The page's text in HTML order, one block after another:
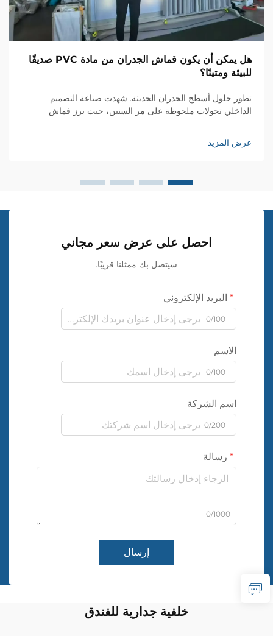
هل يمكن أن يكون قماش الجدران من مادة PVC صديقًا
للبيئة ومتينًا؟
تطور حلول أسطح الجدران الحديثة. شهدت صناعة التصميم
الداخلي تحولات ملحوظة على مر السنين، حيث برز قماش
عرض المزيد
احصل على عرض سعر مجاني
سيتصل بك ممثلنا قريبًا.
البريد الإلكتروني
0/100
الاسم
0/100
اسم الشركة
0/200
رسالة
0/1000
إرسال
خلفية جدارية للفندق